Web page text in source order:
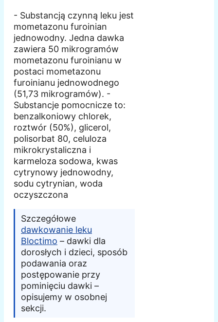
- Substancją czynną leku jest
mometazonu furoinian
jednowodny. Jedna dawka
zawiera 50 mikrogramów
mometazonu furoinianu w
postaci mometazonu
furoinianu jednowodnego
(51,73 mikrogramów). -
Substancje pomocnicze to:
benzalkoniowy chlorek,
roztwór (50%), glicerol,
polisorbat 80, celuloza
mikrokrystaliczna i
karmeloza sodowa, kwas
cytrynowy jednowodny,
sodu cytrynian, woda
oczyszczona
Szczegółowe
dawkowanie leku
Bloctimo – dawki dla
dorosłych i dzieci, sposób
podawania oraz
postępowanie przy
pominięciu dawki –
opisujemy w osobnej
sekcji.